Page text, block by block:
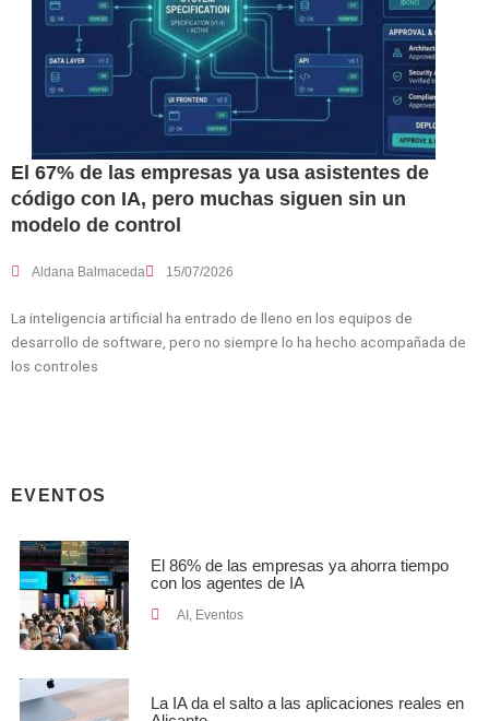
El 67% de las empresas ya usa asistentes de
código con IA, pero muchas siguen sin un
modelo de control
Aldana Balmaceda 15/07/2026
La inteligencia artificial ha entrado de lleno en los equipos de
desarrollo de software, pero no siempre lo ha hecho acompañada de
los controles
EVENTOS
El 86% de las empresas ya ahorra tiempo
con los agentes de IA
AI, Eventos
La IA da el salto a las aplicaciones reales en